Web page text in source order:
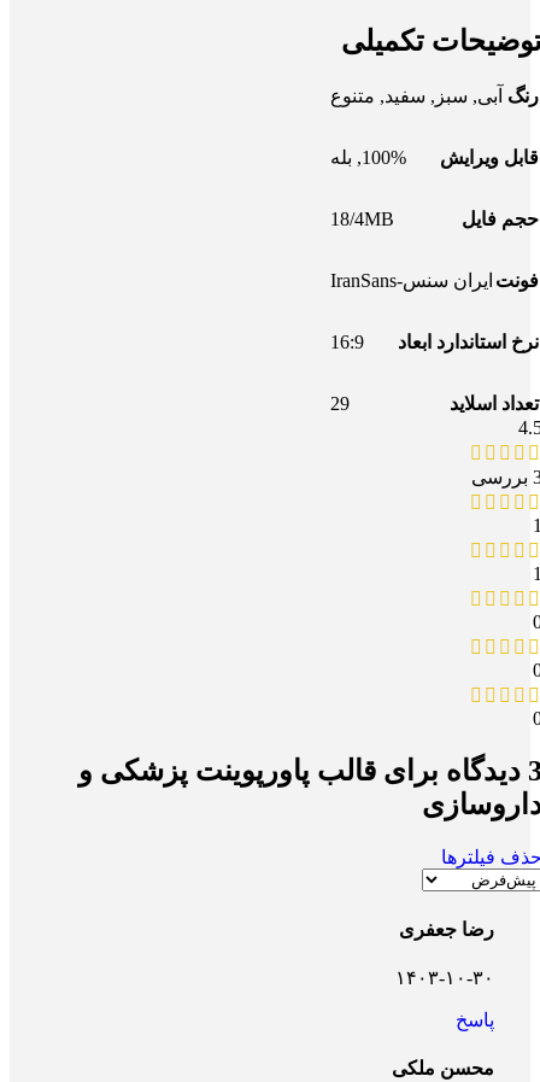
تکمیلی
رنگ آبی, سبز , سفید, متنوع
قابل ویرایش 100%
, بله
حجم فایل 18/4MB
فونت ایران سنس-IranSans
نرخ استاندارد ابعاد 16:9
تعداد اسلاید
29
برای
قالب پاورپوینت پزشکی و
فیلترها
رضا جعفری
۱۴۰۳-۱۰-۳۰
پاسخ
محسن ملکی